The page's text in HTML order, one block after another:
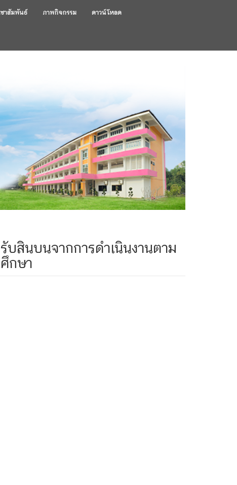
ชาสัมพันธ์ ภาพกิจกรรม ดาวน์โหลด
บสินบนจากการดำเนินงานตาม
กษา